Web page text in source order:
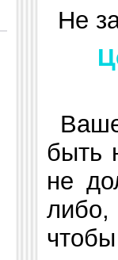
Не
быть
не
либо,